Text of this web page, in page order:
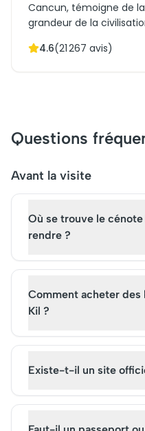
Cancun, témoigne de la
grandeur de la
pyramide emblématique,
politique et économique,
attire aujourd'hui des
Assurez-vous d'acheter
enrichissante de cet
incontournable trésor
4.6(21 267 avis)
Questions
Avant la visite
Où se trouve le
rendre ?
Comment acheter
Kil ?
Existe-t-il un site